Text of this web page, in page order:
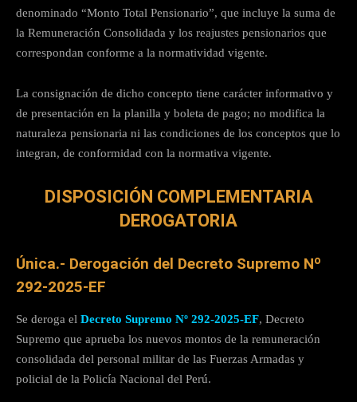
denominado “Monto Total Pensionario”, que incluye la suma de
la Remuneración Consolidada y los reajustes pensionarios que
correspondan conforme a la normatividad vigente.
La consignación de dicho concepto tiene carácter informativo y
de presentación en la planilla y boleta de pago; no modifica la
naturaleza pensionaria ni las condiciones de los conceptos que lo
integran, de conformidad con la normativa vigente.
DISPOSICIÓN COMPLEMENTARIA
DEROGATORIA
Única.- Derogación del Decreto Supremo Nº
292-2025-EF
Se deroga el Decreto Supremo Nº 292-2025-EF, Decreto
Supremo que aprueba los nuevos montos de la remuneración
consolidada del personal militar de las Fuerzas Armadas y
policial de la Policía Nacional del Perú.